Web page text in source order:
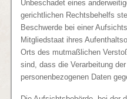
Unbeschadet eines
gerichtlichen Rechtsbehelfs
Beschwerde bei einer
Mitgliedstaat ihres
Orts des mutmaßlichen
sind, dass die Verarbeitung
personenbezogenen Daten